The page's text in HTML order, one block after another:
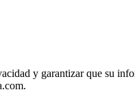
y garantizar que su